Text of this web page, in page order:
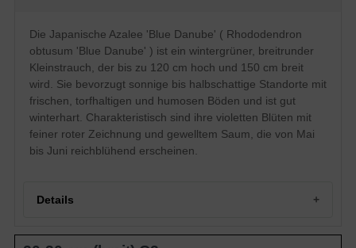
Blatt
Wintergrün, länglich, am Ende zugespitzt,
glänzend, mittelgrün, ca. 10 cm lang
Kapselfrucht
Blüte
Violett, mit feiner roter Zeichnung,
gewellter Saum, reichblühend, ca. 4 cm
groß
Blütezeit
Mai - Juni
Rinde
Braungrau
Wurzeln
Flachwurzler
Standort
Danube' (Japanische Azalee 'Blue
Die Japanische Azalee 'Blue Danube' ( Rhododendron
obtusum 'Blue Danube' ) ist ein wintergrüner, breitrunder
Kleinstrauch, der bis zu 120 cm hoch und 150 cm breit
wird. Sie bevorzugt sonnige bis halbschattige Standorte mit
frischen, torfhaltigen und humosen Böden und ist gut
winterhart. Charakteristisch sind ihre violetten Blüten mit
feiner roter Zeichnung und gewelltem Saum, die von Mai
bis Juni reichblühend erscheinen.
Details